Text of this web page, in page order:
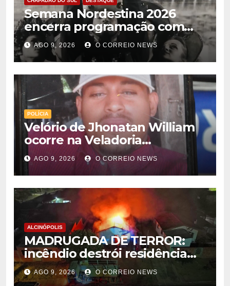
Semana Nordestina 2026
encerra programação com
grande festa e valorização da
cultura em Chapadão do Sul
AGO 9, 2026 O CORREIO NEWS
POLÍCIA
Velório de Jhonatan William
ocorre na Veladoria
Municipal; sepultamento será
nesta segunda-feira
AGO 9, 2026 O CORREIO NEWS
ALCINÓPOLIS
MADRUGADA DE TERROR:
incêndio destrói residência
em Alcinópolis
AGO 9, 2026 O CORREIO NEWS